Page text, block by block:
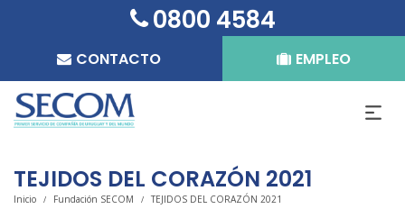
0800 4584
EMPLEO
CONTACTO
TEJIDOS DEL CORAZÓN 2021
Inicio / Fundación SECOM / TEJIDOS DEL CORAZÓN 2021